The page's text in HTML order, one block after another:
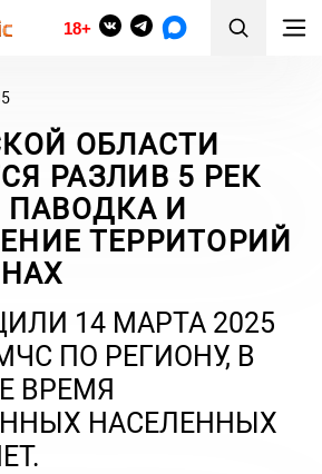
18+
ОБЛАСТИ
РАЗЛИВ 5 РЕК
ПАВОДКА И
ТЕРРИТОРИЙ
14 МАРТА 2025
ПО РЕГИОНУ, В
ВРЕМЯ
НАСЕЛЕННЫХ